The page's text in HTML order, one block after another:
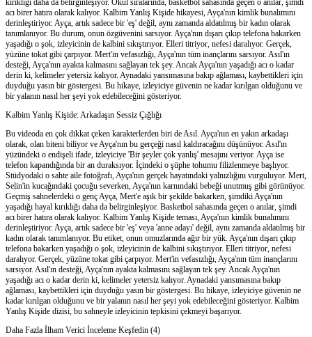
kırıklığı daha da belirginleşiyor. Okul sıralarında, basketbol sahasında geçen o anılar, şimdi
acı birer hatıra olarak kalıyor. Kalbim Yanlış Kişide hikayesi, Ayça'nın kimlik bunalımını
derinleştiriyor. Ayça, artık sadece bir 'eş' değil, aynı zamanda aldatılmış bir kadın olarak
tanımlanıyor. Bu durum, onun özgüvenini sarsıyor. Ayça'nın dışarı çıkıp telefona bakarken
yaşadığı o şok, izleyicinin de kalbini sıkıştırıyor. Elleri titriyor, nefesi daralıyor. Gerçek,
yüzüne tokat gibi çarpıyor. Mert'in vefasızlığı, Ayça'nın tüm inançlarını sarsıyor. Asıl'ın
desteği, Ayça'nın ayakta kalmasını sağlayan tek şey. Ancak Ayça'nın yaşadığı acı o kadar
derin ki, kelimeler yetersiz kalıyor. Aynadaki yansımasına bakıp ağlaması, kaybettikleri için
duyduğu yasın bir göstergesi. Bu hikaye, izleyiciye güvenin ne kadar kırılgan olduğunu ve
bir yalanın nasıl her şeyi yok edebileceğini gösteriyor.
Kalbim Yanlış Kişide: Arkadaşın Sessiz Çığlığı
Bu videoda en çok dikkat çeken karakterlerden biri de Asıl. Ayça'nın en yakın arkadaşı
olarak, olan biteni biliyor ve Ayça'nın bu gerçeği nasıl kaldıracağını düşünüyor. Asıl'ın
yüzündeki o endişeli ifade, izleyiciye 'Bir şeyler çok yanlış' mesajını veriyor. Ayça ise
telefon kapandığında bir an duraksıyor. İçindeki o şüphe tohumu filizlenmeye başlıyor.
Stüdyodaki o sahte aile fotoğrafı, Ayça'nın gerçek hayatındaki yalnızlığını vurguluyor. Mert,
Selin'in kucağındaki çocuğu severken, Ayça'nın karnındaki bebeği unutmuş gibi görünüyor.
Geçmiş sahnelerdeki o genç Ayça, Mert'e aşık bir şekilde bakarken, şimdiki Ayça'nın
yaşadığı hayal kırıklığı daha da belirginleşiyor. Basketbol sahasında geçen o anılar, şimdi
acı birer hatıra olarak kalıyor. Kalbim Yanlış Kişide teması, Ayça'nın kimlik bunalımını
derinleştiriyor. Ayça, artık sadece bir 'eş' veya 'anne adayı' değil, aynı zamanda aldatılmış bir
kadın olarak tanımlanıyor. Bu etiket, onun omuzlarında ağır bir yük. Ayça'nın dışarı çıkıp
telefona bakarken yaşadığı o şok, izleyicinin de kalbini sıkıştırıyor. Elleri titriyor, nefesi
daralıyor. Gerçek, yüzüne tokat gibi çarpıyor. Mert'in vefasızlığı, Ayça'nın tüm inançlarını
sarsıyor. Asıl'ın desteği, Ayça'nın ayakta kalmasını sağlayan tek şey. Ancak Ayça'nın
yaşadığı acı o kadar derin ki, kelimeler yetersiz kalıyor. Aynadaki yansımasına bakıp
ağlaması, kaybettikleri için duyduğu yasın bir göstergesi. Bu hikaye, izleyiciye güvenin ne
kadar kırılgan olduğunu ve bir yalanın nasıl her şeyi yok edebileceğini gösteriyor. Kalbim
Yanlış Kişide dizisi, bu sahneyle izleyicinin tepkisini çekmeyi başarıyor.
Daha Fazla İlham Verici İnceleme Keşfedin (4)